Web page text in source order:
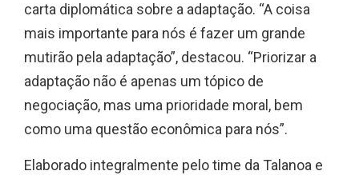
carta diplomática sobre a adaptação. “A coisa
mais importante para nós é fazer um grande
mutirão pela adaptação”, destacou. “Priorizar a
adaptação não é apenas um tópico de
negociação, mas uma prioridade moral, bem
como uma questão econômica para nós”.
Elaborado integralmente pelo time da Talanoa e